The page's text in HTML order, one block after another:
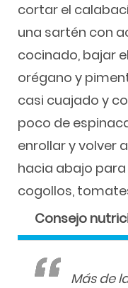
cortar el
una sartén con
cocinado, bajar
orégano y
casi cuajado y
poco de
enrollar y volver
hacia abajo
cogollos,
Consejo
Más de